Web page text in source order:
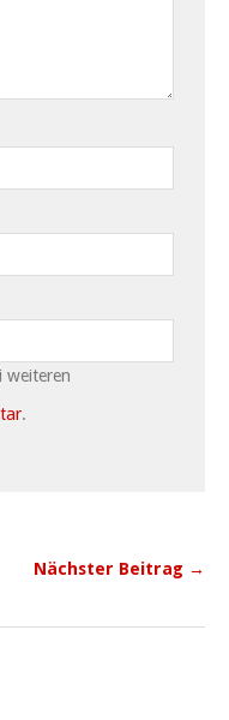
weiteren
.
Nächster Beitrag →